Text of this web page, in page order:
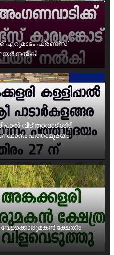
ഏറുമാടം ഫ്രണ്ട്സ്
നൽകി.
വീട് തറവാട് ശ്രീ
പത്താമുദയം
വേട്ടക്കൊരുമകൻ ക്ഷേത്ര